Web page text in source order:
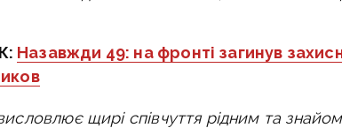
Назавжди 49: на фронті загинув
щирі співчуття рідним та